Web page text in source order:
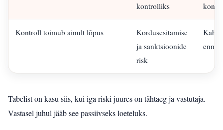
kontrolliks
Kontroll toimub ainult lõpus
Kordusesitamise
ja sanktsioonide
risk
enne
Tabelist on kasu siis, kui iga riski juures on tähtaeg ja vastutaja.
Vastasel juhul jääb see passiivseks loeteluks.